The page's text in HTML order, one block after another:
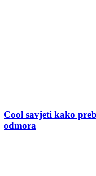
Cool savjeti kako
odmora